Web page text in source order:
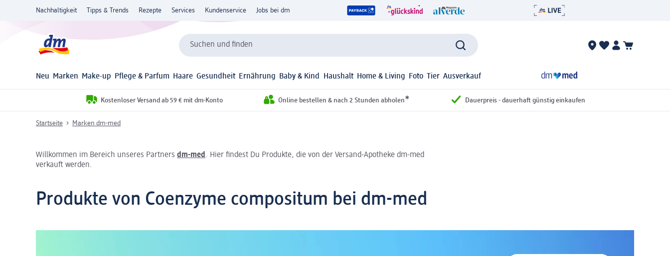
Nachhaltigkeit Tipps & Trends Rezepte Services Kundenservice Jobs bei dm
Suchen und finden
Neu Marken Make-up Pflege & Parfum Haare Gesundheit Ernährung Baby & Kind Haushalt Home & Living Foto Tier Ausverkauf
Kostenloser Versand ab 59 € mit dm-Konto Online bestellen & nach 2 Stunden abholen* Dauerpreis - dauerhaft günstig einkaufen
Startseite Marken dm-med
Willkommen im Bereich unseres Partners dm-med . Hier findest Du Produkte, die von der Versand-Apotheke dm-med
verkauft werden.
Produkte von Coenzyme compositum bei dm-med